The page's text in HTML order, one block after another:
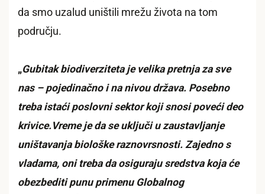
da smo uzalud uništili mrežu života na tom
području.
„Gubitak biodiverziteta je velika pretnja za sve
nas – pojedinačno i na nivou država. Posebno
treba istaći poslovni sektor koji snosi poveći deo
krivice.Vreme je da se uključi u zaustavljanje
uništavanja biološke raznovrsnosti. Zajedno s
vladama, oni treba da osiguraju sredstva koja će
obezbediti punu primenu Globalnog